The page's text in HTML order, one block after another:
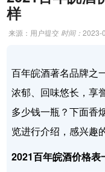
样
来源：用户提交 时间：2023-
百年皖酒著名品牌之
浓郁、回味悠长，享
多少钱一瓶？下面香
览进行介绍，感兴趣
2021百年皖酒价格表